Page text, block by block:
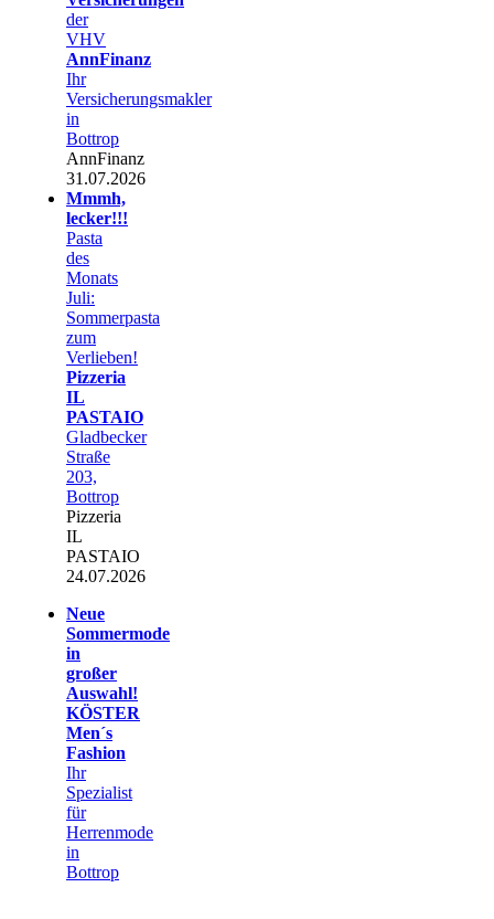
der
VHV
AnnFinanz
Ihr
Versicherungsmakler
in
Bottrop
AnnFinanz
31.07.2026
Mmmh,
lecker!!!
Pasta
des
Monats
Juli:
Sommerpasta
zum
Verlieben!
Pizzeria
IL
PASTAIO
Gladbecker
Straße
203,
Bottrop
Pizzeria
IL
PASTAIO
24.07.2026
Neue
Sommermode
in
großer
Auswahl!
KÖSTER
Men´s
Fashion
Ihr
Spezialist
für
Herrenmode
in
Bottrop